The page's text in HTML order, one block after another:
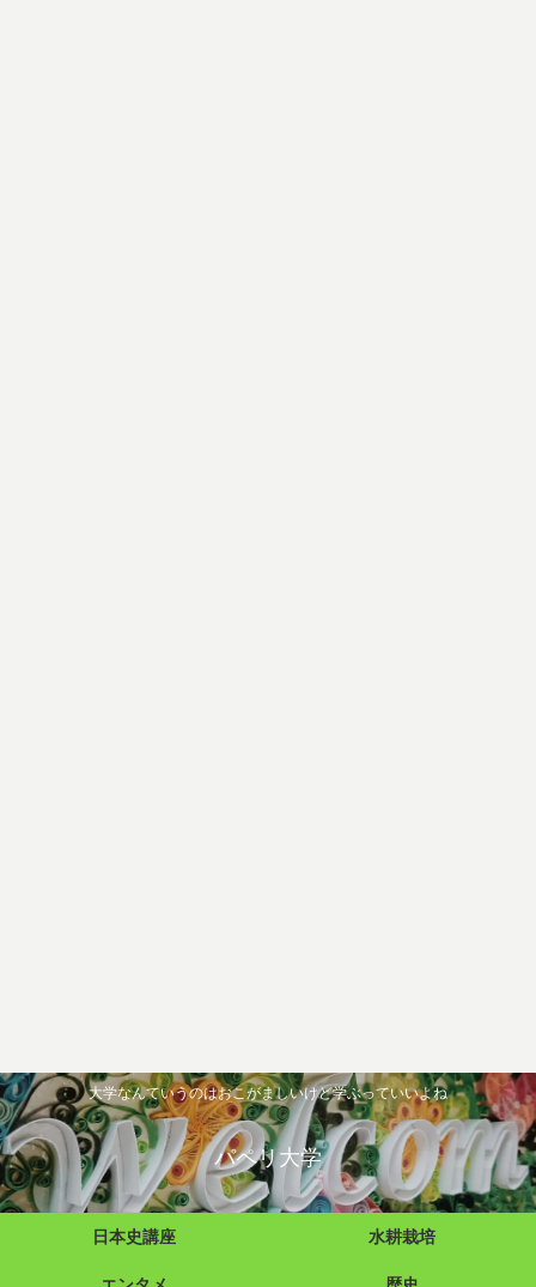
大学なんていうのはおこがましいけど学ぶっていいよね
パペリ大学
日本史講座 水耕栽培